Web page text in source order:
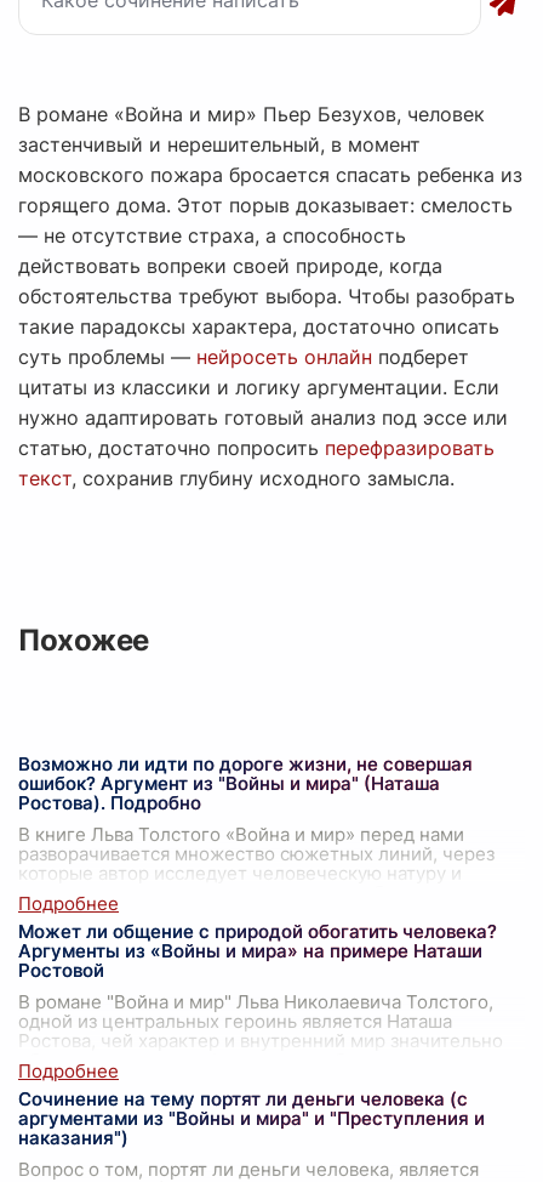
В романе «Война и мир» Пьер Безухов, человек
застенчивый и нерешительный, в момент
московского пожара бросается спасать ребенка из
горящего дома. Этот порыв доказывает: смелость
— не отсутствие страха, а способность
действовать вопреки своей природе, когда
обстоятельства требуют выбора. Чтобы разобрать
такие парадоксы характера, достаточно описать
суть проблемы — нейросеть онлайн подберет
цитаты из классики и логику аргументации. Если
нужно адаптировать готовый анализ под эссе или
статью, достаточно попросить перефразировать
текст, сохранив глубину исходного замысла.
Похожее
Возможно ли идти по дороге жизни, не совершая
ошибок? Аргумент из "Войны и мира" (Наташа
Ростова). Подробно
В книге Льва Толстого «Война и мир» перед нами
разворачивается множество сюжетных линий, через
которые автор исследует человеческую натуру и
вопросы, связанные с жизненными ошибкам
Может ли общение с природой обогатить человека?
Аргументы из «Войны и мира» на примере Наташи
Ростовой
В романе "Война и мир" Льва Николаевича Толстого,
одной из центральных героинь является Наташа
Ростова, чей характер и внутренний мир значительно
обогащаются и трансформируются бла
Сочинение на тему портят ли деньги человека (с
аргументами из "Войны и мира" и "Преступления и
наказания")
Вопрос о том, портят ли деньги человека, является